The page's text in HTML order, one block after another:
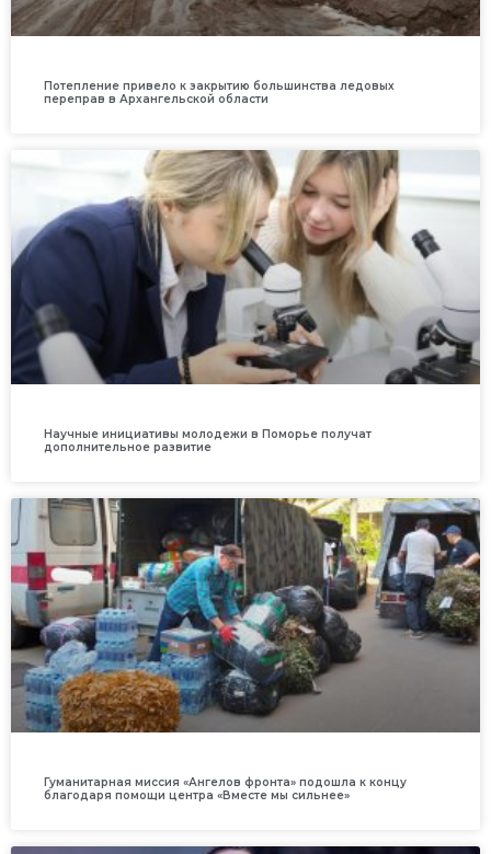
Потепление привело к закрытию большинства ледовых
переправ в Архангельской области
Научные инициативы молодежи в Поморье получат
дополнительное развитие
Гуманитарная миссия «Ангелов фронта» подошла к концу
благодаря помощи центра «Вместе мы сильнее»